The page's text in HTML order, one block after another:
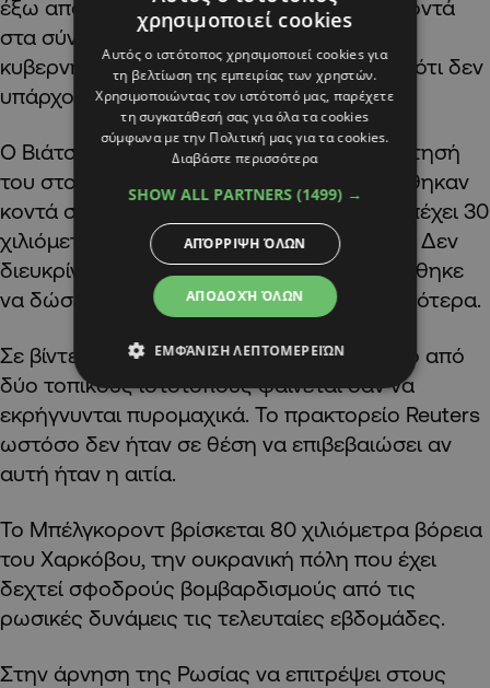
έξω από τη ρωσική πόλη Μπέλγκοροντ, κοντά
στα σύνορα με την Ουκρανία, ανέφερε ο
κυβερνήτης της περιοχής, σημειώνοντας ότι δεν
υπάρχουν θύματα.
Ο Βιάτσεσλαβ Γκλάντκοφ έγραψε σε ανάρτησή
του στο διαδίκτυο ότι οι εκρήξεις σημειώθηκαν
κοντά στο χωριό Κράσνι Οκτιάμπρ, που απέχει 30
χιλιόμετρα νοτιοδυτικά του Μπέλγκοροντ. Δεν
διευκρίνισε πού οφείλονταν, όμως υποσχέθηκε
να δώσει περισσότερες πληροφορίες αργότερα.
Σε βίντεο που αναρτήθηκαν στο διαδίκτυο από
δύο τοπικούς ιστότοπους φαίνεται σαν να
εκρήγνυνται πυρομαχικά. Το πρακτορείο Reuters
ωστόσο δεν ήταν σε θέση να επιβεβαιώσει αν
αυτή ήταν η αιτία.
Το Μπέλγκοροντ βρίσκεται 80 χιλιόμετρα βόρεια
του Χαρκόβου, την ουκρανική πόλη που έχει
δεχτεί σφοδρούς βομβαρδισμούς από τις
ρωσικές δυνάμεις τις τελευταίες εβδομάδες.
Στην άρνηση της Ρωσίας να επιτρέψει στους
χρησιμοποιεί cookies
Αυτός ο ιστότοπος χρησιμοποιεί cookies για
τη βελτίωση της εμπειρίας των χρηστών.
Χρησιμοποιώντας τον ιστότοπό μας, παρέχετε
τη συγκατάθεσή σας για όλα τα cookies
σύμφωνα με την Πολιτική μας για τα cookies.
Διαβάστε περισσότερα
SHOW ALL PARTNERS (1499) →
ΑΠΟΔΟΧΉ ΌΛΩΝ
ΑΠΌΡΡΙΨΗ ΌΛΩΝ
ΕΜΦΆΝΙΣΗ ΛΕΠΤΟΜΕΡΕΙΏΝ